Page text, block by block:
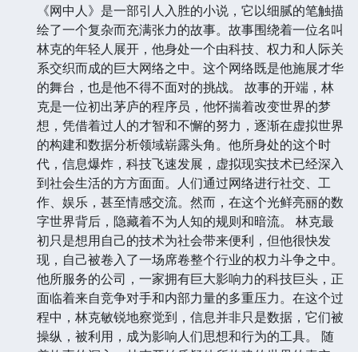
《网中人》是一部引人入胜的小说，它以细腻的笔触描
绘了一个复杂而充满张力的故事。故事围绕着一位名叫
林克的年轻人展开，他身处一个由科技、权力和人际关
系交织而成的巨大网络之中。这个网络既是他施展才华
的舞台，也是他不得不面对的挑战。 故事的开端，林
克是一位初出茅庐的程序员，他怀揣着改变世界的梦
想，凭借着过人的才智和不懈的努力，逐渐在虚拟世界
的构建和数据分析领域崭露头角。他所身处的这个时
代，信息爆炸，科技飞速发展，虚拟现实技术已经深入
到社会生活的方方面面。人们通过网络进行社交、工
作、娱乐，甚至情感交流。然而，在这个光鲜亮丽的数
字世界背后，隐藏着不为人知的规则和暗流。 林克最
初只是想用自己的技术为社会带来便利，但他很快发
现，自己被卷入了一场席卷整个行业的权力斗争之中。
他所服务的公司，一家拥有巨大影响力的科技巨头，正
面临着来自竞争对手和内部力量的多重压力。在这个过
程中，林克敏锐地察觉到，信息并非只是数据，它们被
操纵，被利用，成为影响人们思想和行为的工具。 随